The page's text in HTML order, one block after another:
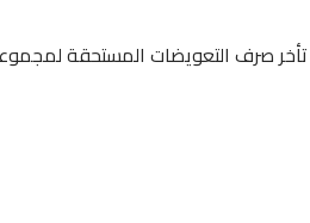
صرف التعويضات المستحقة